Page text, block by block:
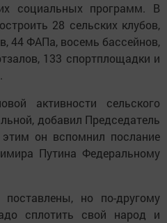
социальных программ. В
28 сельских клубов,
44 ФАПа, восемь бассейнов,
133 спортплощадки и
активности сельского
добавил Председатель
он вспомнил послание
Путина Федеральному
но по-другому
сплотить свой народ и